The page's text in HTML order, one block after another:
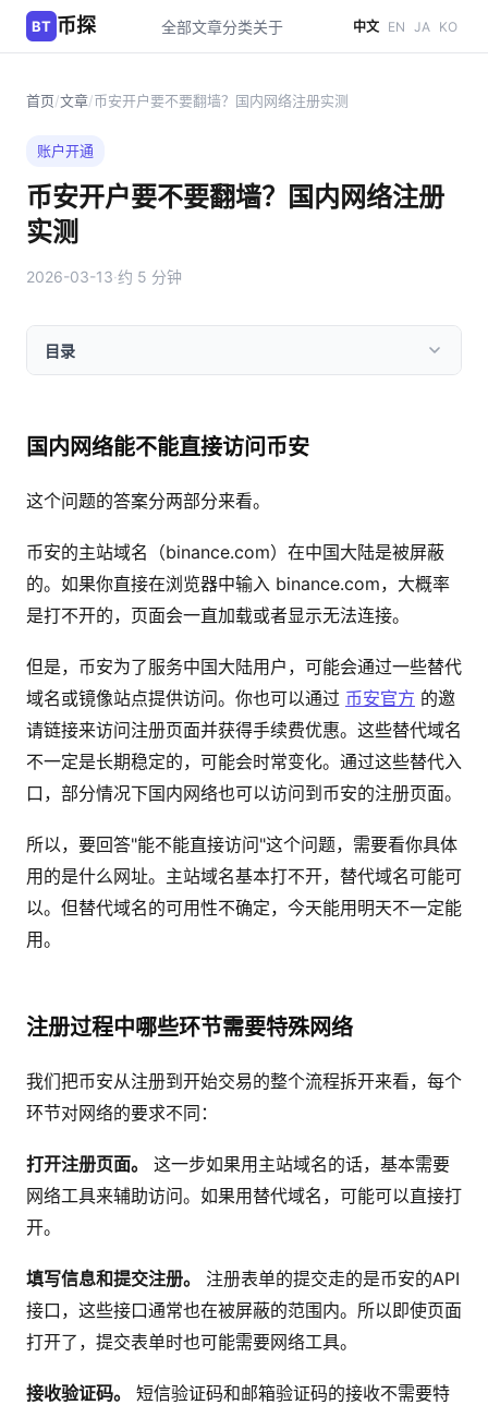
BT 币探 全部文章分类关于 中文 EN JA KO
首页/文章/币安开户要不要翻墙？国内网络注册实测
账户开通
币安开户要不要翻墙？国内网络注册
实测
2026-03-13·约 5 分钟
目录
国内网络能不能直接访问币安
这个问题的答案分两部分来看。
币安的主站域名（binance.com）在中国大陆是被屏蔽
的。如果你直接在浏览器中输入 binance.com，大概率
是打不开的，页面会一直加载或者显示无法连接。
但是，币安为了服务中国大陆用户，可能会通过一些替代
域名或镜像站点提供访问。你也可以通过 币安官方 的邀
请链接来访问注册页面并获得手续费优惠。这些替代域名
不一定是长期稳定的，可能会时常变化。通过这些替代入
口，部分情况下国内网络也可以访问到币安的注册页面。
所以，要回答"能不能直接访问"这个问题，需要看你具体
用的是什么网址。主站域名基本打不开，替代域名可能可
以。但替代域名的可用性不确定，今天能用明天不一定能
用。
注册过程中哪些环节需要特殊网络
我们把币安从注册到开始交易的整个流程拆开来看，每个
环节对网络的要求不同：
打开注册页面。
这一步如果用主站域名的话，基本需要
网络工具来辅助访问。如果用替代域名，可能可以直接打
开。
填写信息和提交注册。
注册表单的提交走的是币安的API
接口，这些接口通常也在被屏蔽的范围内。所以即使页面
打开了，提交表单时也可能需要网络工具。
接收验证码。
短信验证码和邮箱验证码的接收不需要特